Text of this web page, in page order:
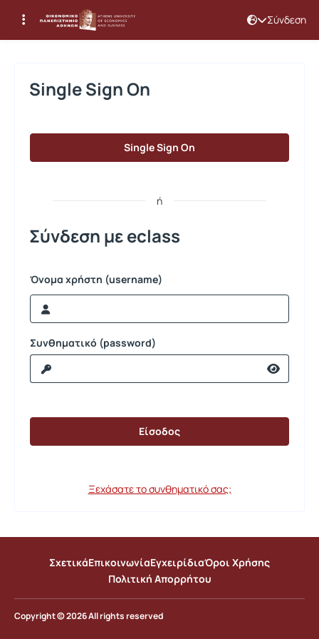
Σύνδεση
Σύνδεση
Single Sign On
Single Sign On
ή
Σύνδεση με eclass
Όνομα χρήστη (username)
Συνθηματικό (password)
Ξεχάσατε το συνθηματικό σας;
ΣχετικάΕπικοινωνίαΕγχειρίδιαΌροι Χρήσης
Πολιτική Απορρήτου
Copyright © 2026 All rights reserved